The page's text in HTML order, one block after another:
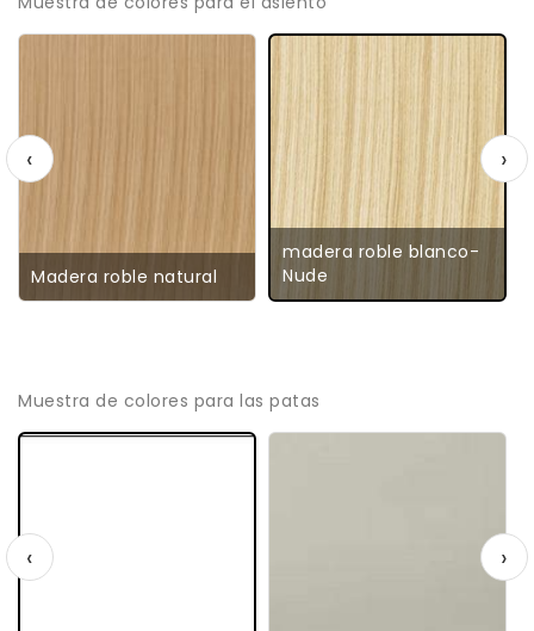
Madera roble natural
madera roble blanco-
Nude
‹ ›
Muestra de colores para las patas
‹ ›